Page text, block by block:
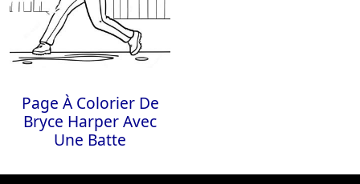
Page À Colorier De
Bryce Harper Avec
Une Batte